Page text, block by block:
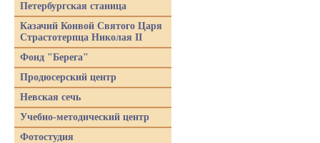
Петербургская станица
Казачий Конвой Святого Царя
Страстотерпца Николая II
Фонд "Берега"
Продюсерский центр
Невская сечь
Учебно-методический центр
Фотостудия